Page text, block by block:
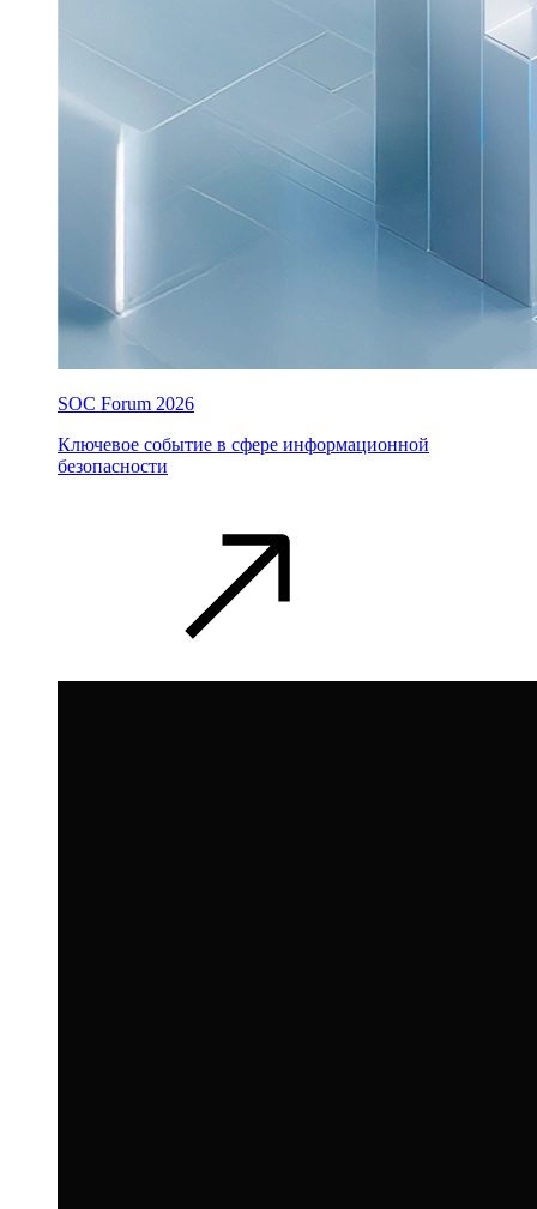
SOC Forum 2026
Ключевое событие в сфере информационной
безопасности